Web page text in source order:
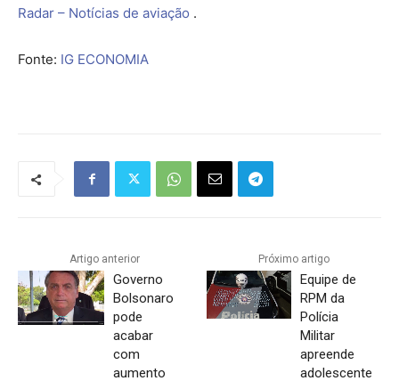
Radar – Notícias de aviação .
Fonte: IG ECONOMIA
Artigo anterior
Governo
Bolsonaro
pode
acabar
com
aumento
Próximo artigo
Equipe de
RPM da
Polícia
Militar
apreende
adolescente